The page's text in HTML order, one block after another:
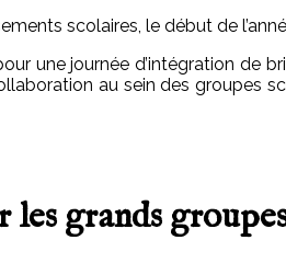
scolaires, le début de
une journée d’intégration de
au sein des groupes
grands